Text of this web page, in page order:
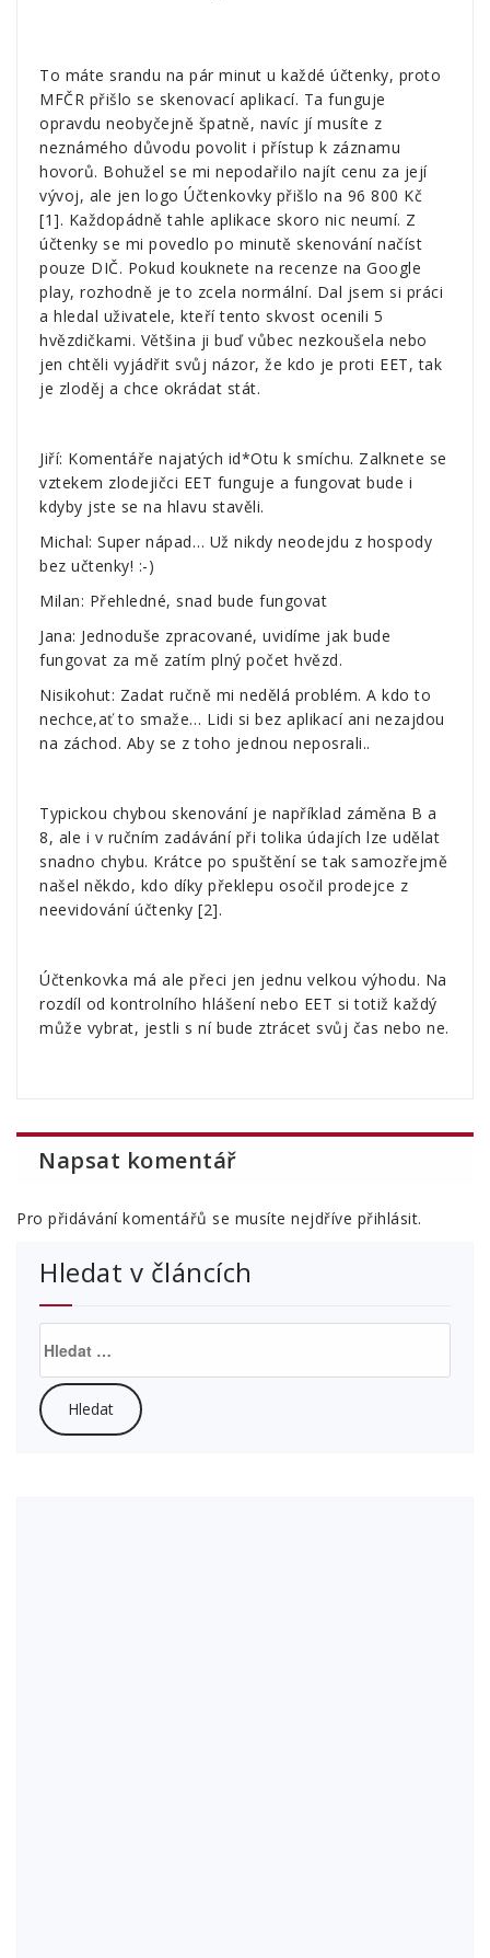
To máte srandu na pár minut u každé účtenky, proto
MFČR přišlo se skenovací aplikací. Ta funguje
opravdu neobyčejně špatně, navíc jí musíte z
neznámého důvodu povolit i přístup k záznamu
hovorů. Bohužel se mi nepodařilo najít cenu za její
vývoj, ale jen logo Účtenkovky přišlo na 96 800 Kč
[1]. Každopádně tahle aplikace skoro nic neumí. Z
účtenky se mi povedlo po minutě skenování načíst
pouze DIČ. Pokud kouknete na recenze na Google
play, rozhodně je to zcela normální. Dal jsem si práci
a hledal uživatele, kteří tento skvost ocenili 5
hvězdičkami. Většina ji buď vůbec nezkoušela nebo
jen chtěli vyjádřit svůj názor, že kdo je proti EET, tak
je zloděj a chce okrádat stát.
Jiří: Komentáře najatých id*Otu k smíchu. Zalknete se
vztekem zlodejičci EET funguje a fungovat bude i
kdyby jste se na hlavu stavěli.
Michal: Super nápad… Už nikdy neodejdu z hospody
bez učtenky! :-)
Milan: Přehledné, snad bude fungovat
Jana: Jednoduše zpracované, uvidíme jak bude
fungovat za mě zatím plný počet hvězd.
Nisikohut: Zadat ručně mi nedělá problém. A kdo to
nechce,ať to smaže… Lidi si bez aplikací ani nezajdou
na záchod. Aby se z toho jednou neposrali..
Typickou chybou skenování je například záměna B a
8, ale i v ručním zadávání při tolika údajích lze udělat
snadno chybu. Krátce po spuštění se tak samozřejmě
našel někdo, kdo díky překlepu osočil prodejce z
neevidování účtenky [2].
Účtenkovka má ale přeci jen jednu velkou výhodu. Na
rozdíl od kontrolního hlášení nebo EET si totiž každý
může vybrat, jestli s ní bude ztrácet svůj čas nebo ne.
Napsat komentář
Pro přidávání komentářů se musíte nejdříve přihlásit.
Hledat v článcích
Vyhledávání